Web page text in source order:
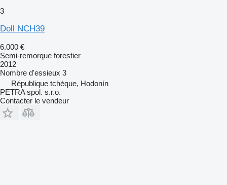
3
Doll NCH39
6.000 €
Semi-remorque forestier
2012
Nombre d'essieux 3
République tchèque, Hodonín
PETRA spol. s.r.o.
Contacter le vendeur